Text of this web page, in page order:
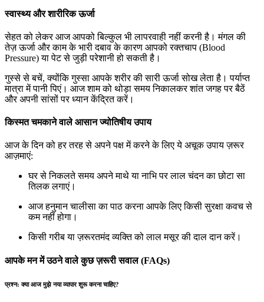
स्वास्थ्य और शारीरिक ऊर्जा
सेहत को लेकर आज आपको बिल्कुल भी लापरवाही नहीं करनी है। मंगल की
तेज़ ऊर्जा और काम के भारी दबाव के कारण आपको रक्तचाप (Blood
Pressure) या पेट से जुड़ी परेशानी हो सकती है।
गुस्से से बचें, क्योंकि गुस्सा आपके शरीर की सारी ऊर्जा सोख लेता है। पर्याप्त
मात्रा में पानी पिएं। आज शाम को थोड़ा समय निकालकर शांत जगह पर बैठें
और अपनी सांसों पर ध्यान केंद्रित करें।
किस्मत चमकाने वाले आसान ज्योतिषीय उपाय
आज के दिन को हर तरह से अपने पक्ष में करने के लिए ये अचूक उपाय ज़रूर
आज़माएं:
घर से निकलते समय अपने माथे या नाभि पर लाल चंदन का छोटा सा
तिलक लगाएं।
आज हनुमान चालीसा का पाठ करना आपके लिए किसी सुरक्षा कवच से
कम नहीं होगा।
किसी गरीब या ज़रूरतमंद व्यक्ति को लाल मसूर की दाल दान करें।
आपके मन में उठने वाले कुछ ज़रूरी सवाल (FAQs)
प्रश्न: क्या आज मुझे नया व्यापार शुरू करना चाहिए?